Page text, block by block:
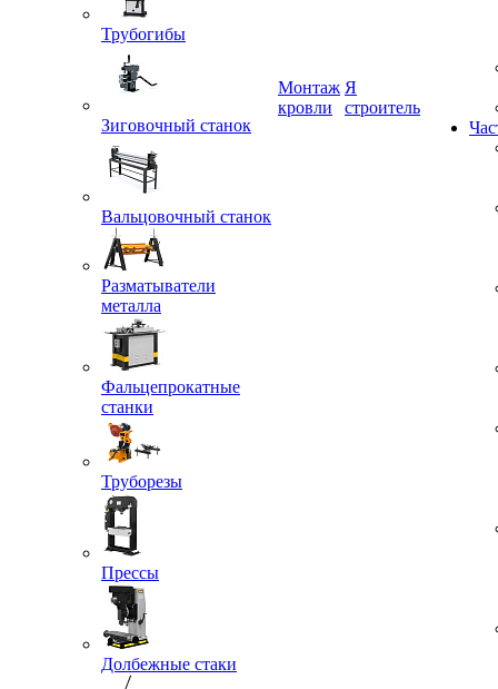
Трубогибы
Зиговочный станок
Вальцовочный станок
Разматыватели
металла
Фальцепрокатные
станки
Труборезы
Прессы
Долбежные стаки
Монтаж
Я